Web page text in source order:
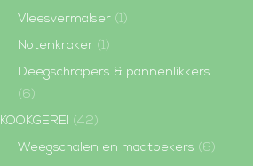
Vleesvermalser (1)
Notenkraker (1)
Deegschrapers & pannenlikkers
(6)
KOOKGEREI (42)
Weegschalen en maatbekers (6)